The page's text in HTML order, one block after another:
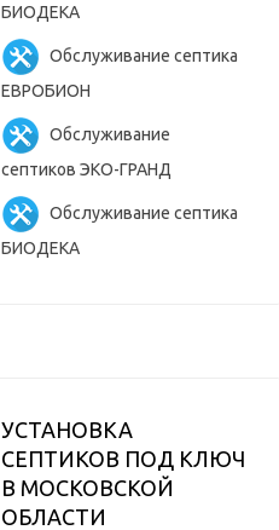
БИОДЕКА
Обслуживание септика
ЕВРОБИОН
Обслуживание
септиков ЭКО-ГРАНД
Обслуживание септика
БИОДЕКА
УСТАНОВКА
СЕПТИКОВ ПОД КЛЮЧ
В МОСКОВСКОЙ
ОБЛАСТИ